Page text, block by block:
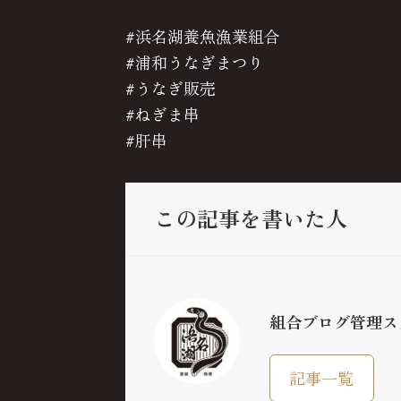
#浜名湖養魚漁業組合
#浦和うなぎまつり
#うなぎ販売
#ねぎま串
#肝串
この記事を書いた人
組合ブログ管理
記事一覧